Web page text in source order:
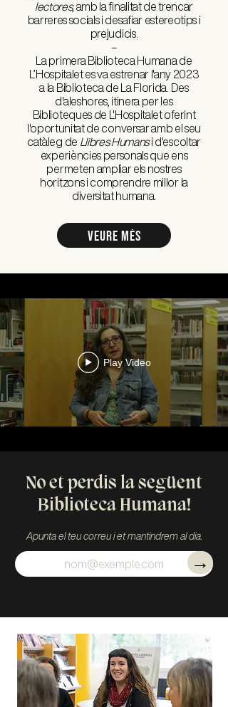
lectores, amb la finalitat de trencar
barreres socials i desafiar estereotips i
prejudicis.
–
La primera Biblioteca Humana de
L’Hospitalet es va estrenar l'any 2023
a la Biblioteca de La Florida. Des
d'aleshores, itinera per les
Biblioteques de L'Hospitalet oferint
l'oportunitat de conversar amb el seu
catàleg de Llibres Humansi d'escoltar
experiències personals que ens
permeten ampliar els nostres
horitzons i comprendre millor la
diversitat humana.
veure MÉS
Play Video
No et perdis la següent
Biblioteca Humana!
Apunta el teu correu i et mantindrem al dia.
→